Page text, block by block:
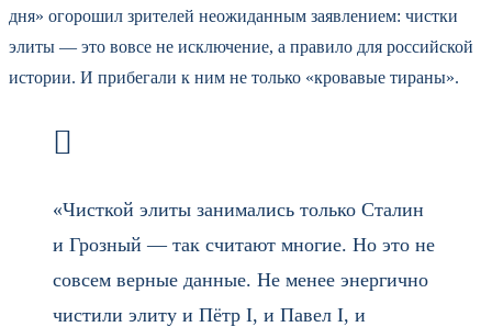
дня» огорошил зрителей неожиданным заявлением: чистки
элиты — это вовсе не исключение, а правило для российской
истории. И прибегали к ним не только «кровавые тираны».
«Чисткой элиты занимались только Сталин
и Грозный — так считают многие. Но это не
совсем верные данные. Не менее энергично
чистили элиту и Пётр I, и Павел I, и